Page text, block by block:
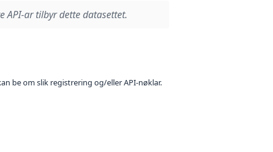
API-ar tilbyr dette datasettet.
be om slik registrering og/eller API-nøklar.